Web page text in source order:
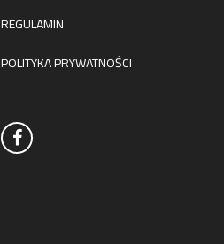
REGULAMIN
POLITYKA PRYWATNOŚCI